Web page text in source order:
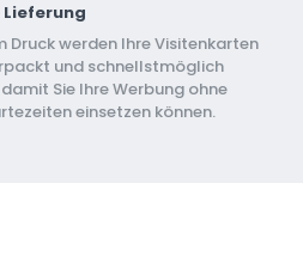
Lieferung
Druck werden Ihre Visitenkarten
und schnellstmöglich
Sie Ihre Werbung ohne
einsetzen können.